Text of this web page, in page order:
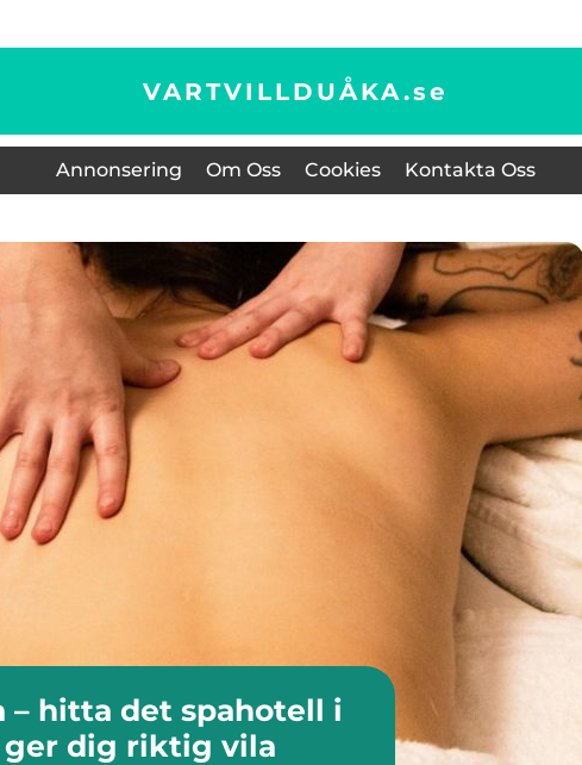
VARTVILLDUÅKA.se
Annonsering Om Oss Cookies Kontakta Oss
– hitta det spahotell i
ger dig riktig vila